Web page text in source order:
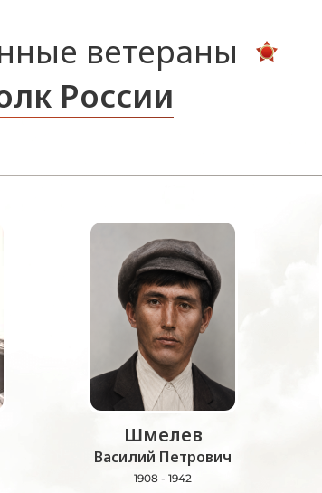
ветераны
России
Шмелев
Василий Петрович
1908 - 1942